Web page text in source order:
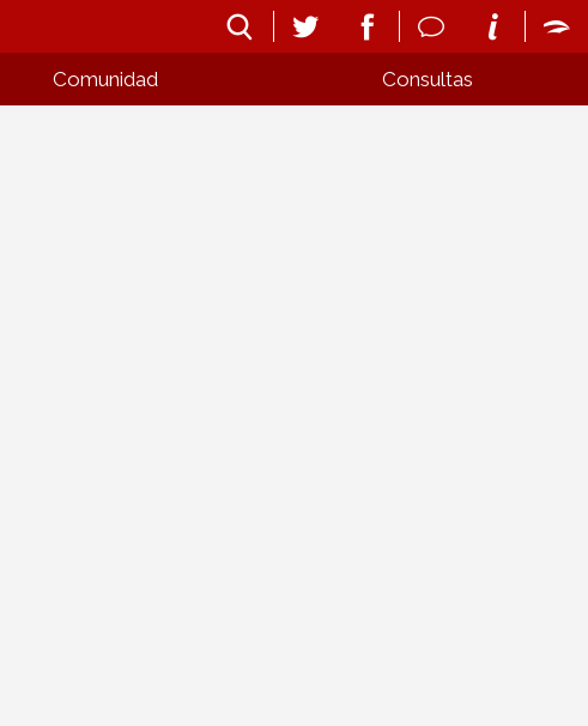
Comunidad Consultas